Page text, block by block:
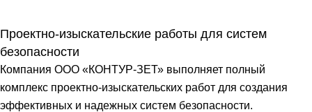
Проектно-изыскательские работы для систем
безопасности
Компания ООО «КОНТУР-ЗЕТ» выполняет полный
комплекс проектно-изыскательских работ для создания
эффективных и надежных систем безопасности.